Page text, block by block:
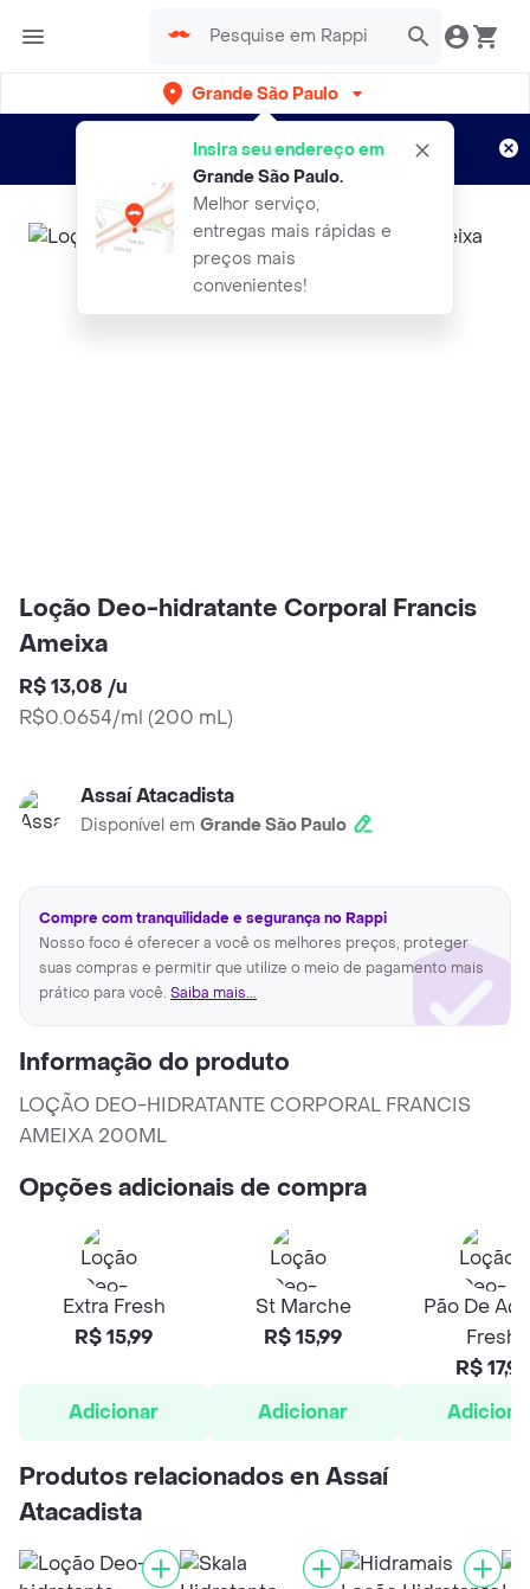
Grande São Paulo
Insira seu endereço em
Grande São Paulo.
Melhor serviço,
entregas mais rápidas e
preços mais
convenientes!
Entregas grátis por 15 dias!
Aplicam T&C
Loção Deo-hidratante Corporal Francis
Ameixa
R$ 13,08 /u
R$0.0654/ml (200 mL)
Assaí Atacadista
Disponível em Grande São Paulo
Compre com tranquilidade e segurança no Rappi
Nosso foco é oferecer a você os melhores preços, proteger
suas compras e permitir que utilize o meio de pagamento mais
prático para você. Saiba mais...
Informação do produto
LOÇÃO DEO-HIDRATANTE CORPORAL FRANCIS
AMEIXA 200ML
Opções adicionais de compra
Extra Fresh
R$ 15,99
Adicionar
St Marche
R$ 15,99
Adicionar
Pão De
Fresh
R$ 17,99
Produtos relacionados en Assaí
Atacadista